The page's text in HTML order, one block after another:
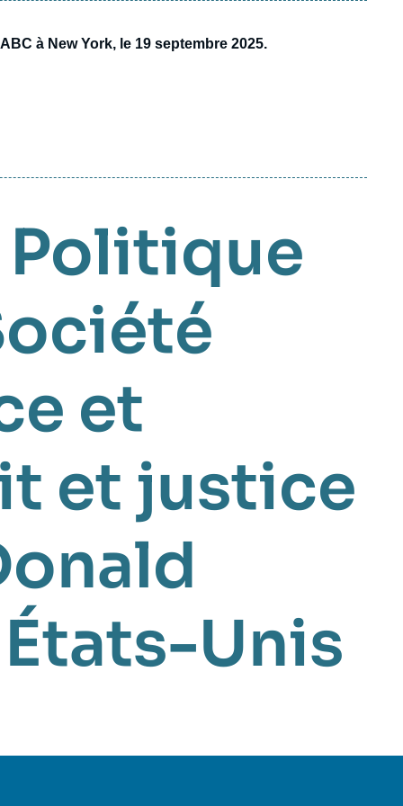
à New York, le 19 septembre 2025.
Politique
et
et justice
États-Unis